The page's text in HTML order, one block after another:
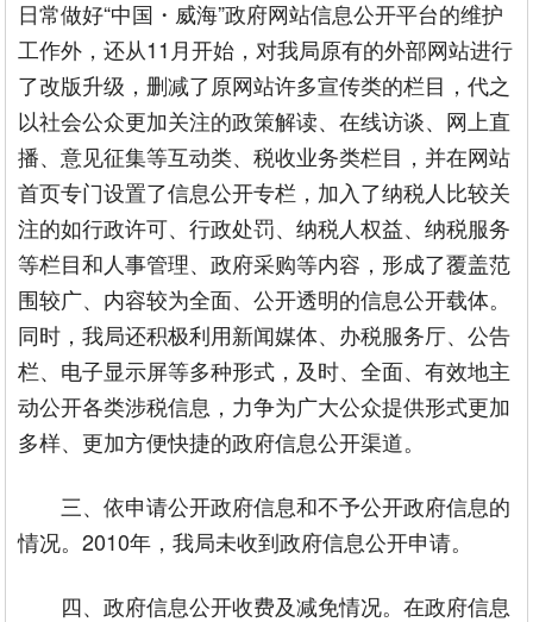
日常做好“中国・威海”政府网站信息公开平台的维护
工作外，还从11月开始，对我局原有的外部网站进行
了改版升级，删减了原网站许多宣传类的栏目，代之
以社会公众更加关注的政策解读、在线访谈、网上直
播、意见征集等互动类、税收业务类栏目，并在网站
首页专门设置了信息公开专栏，加入了纳税人比较关
注的如行政许可、行政处罚、纳税人权益、纳税服务
等栏目和人事管理、政府采购等内容，形成了覆盖范
围较广、内容较为全面、公开透明的信息公开载体。
同时，我局还积极利用新闻媒体、办税服务厅、公告
栏、电子显示屏等多种形式，及时、全面、有效地主
动公开各类涉税信息，力争为广大公众提供形式更加
多样、更加方便快捷的政府信息公开渠道。
三、依申请公开政府信息和不予公开政府信息的
情况。2010年，我局未收到政府信息公开申请。
四、政府信息公开收费及减免情况。在政府信息